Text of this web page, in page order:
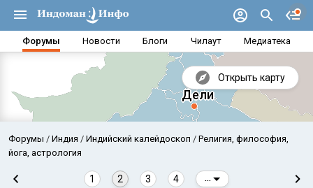
Форумы Новости Блоги Чилаут Медиатека
Открыть карту
Форумы Индия Индийский калейдоскоп
Религия, философия,
йога, астрология
1 2 3 4